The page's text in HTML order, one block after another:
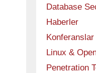
Database
Haberler
Konferanslar
Linux &
Penetration